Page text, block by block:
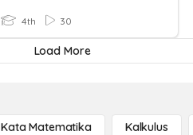
4th 30
Load More
Matematika Kalkulus